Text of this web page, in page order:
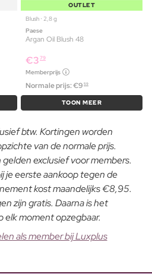
OUTLET
Blush ⋅ 2,8 g
Paese
Argan Oil Blush 48
€3 79
Memberprijs
Normale prijs:€9 59
TOON MEER
btw. Kortingen worden
van de normale prijs.
exclusief voor members.
je eerste aankoop tegen de
kost maandelijks €8,95.
zijn gratis. Daarna is het
elk moment opzegbaar.
als member bij Luxplus